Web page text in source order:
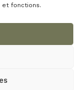
et fonctions.